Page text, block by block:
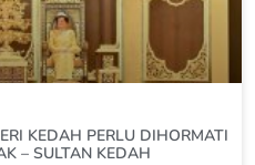
KEDAH PERLU DIHORMATI
– SULTAN KEDAH